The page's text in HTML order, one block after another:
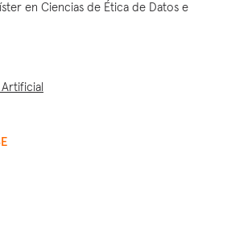
en Ciencias de Ética de Datos e